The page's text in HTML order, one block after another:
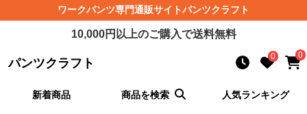
ワークパンツ専門通販サイトパンツクラフト
10,000円以上のご購入で送料無料
パンツクラフト 0 0
新着商品 商品を検索 人気ランキング